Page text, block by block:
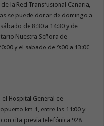
la Red Transfusional Canaria,
se puede donar de domingo a
de 8:30 a 14:30 y de
Nuestra Señora de
y el sábado de 9:00 a 13:00
el Hospital General de
km 1, entre las 11:00 y
cita previa telefónica 928